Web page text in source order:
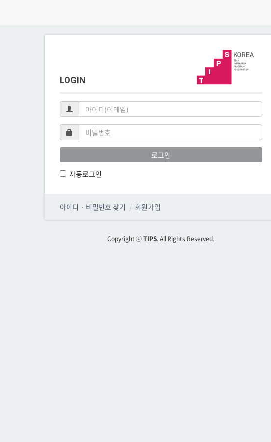
LOGIN
이
디
(이
메
일)
밀
번
호
로그인
자동로그인
아이디 · 비밀번호 찾기 회원가입
Copyright ⓒTIPS. All Rights Reserved.